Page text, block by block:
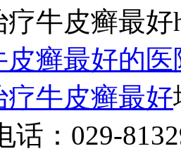
牛皮癣最好
癣最好的
牛皮癣最好
话：029-